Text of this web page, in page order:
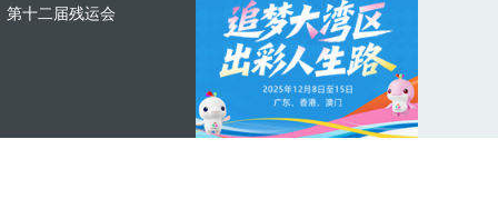
第十二届残运会